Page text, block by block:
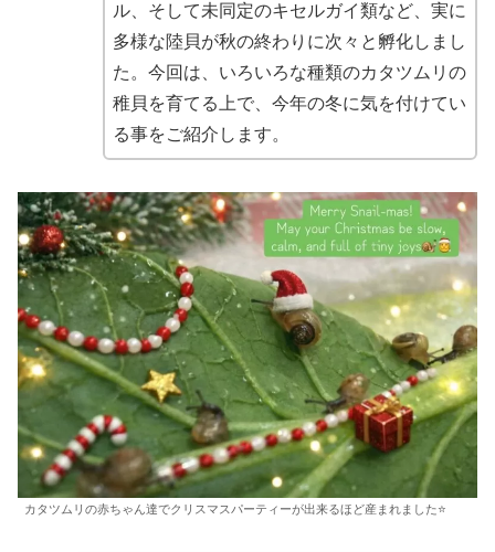
ル、そして未同定のキセルガイ類など、実に
多様な陸貝が秋の終わりに次々と孵化しまし
た。今回は、いろいろな種類のカタツムリの
稚貝を育てる上で、今年の冬に気を付けてい
る事をご紹介します。
カタツムリの赤ちゃん達でクリスマスパーティーが出来るほど産まれました⭐️